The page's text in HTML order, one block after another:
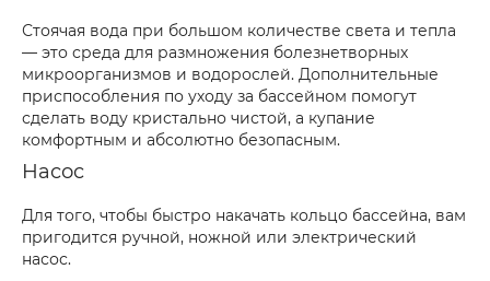
Стоячая вода при большом количестве света и тепла
— это среда для размножения болезнетворных
микроорганизмов и водорослей. Дополнительные
приспособления по уходу за бассейном помогут
сделать воду кристально чистой, а купание
комфортным и абсолютно безопасным.
Насос
Для того, чтобы быстро накачать кольцо бассейна, вам
пригодится ручной, ножной или электрический
насос.